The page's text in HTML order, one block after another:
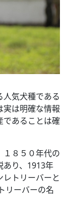
気犬種である
実は明確な情報
であることは確
１８５０年代の
あり、1913年
トリーバーと
リーバーの名